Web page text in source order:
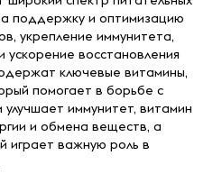
поддержку и оптимизацию
укрепление иммунитета,
ускорение восстановления
ключевые витамины,
помогает в борьбе с
иммунитет, витамин
и обмена веществ, а
играет важную роль в